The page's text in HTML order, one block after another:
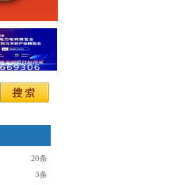
20条
3条